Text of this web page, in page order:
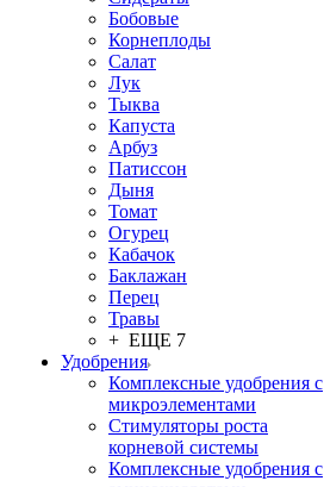
Бобовые
Корнеплоды
Салат
Лук
Тыква
Капуста
Арбуз
Патиссон
Дыня
Томат
Огурец
Кабачок
Баклажан
Перец
Травы
+ ЕЩЕ 7
Удобрения
Комплексные удобрения с
микроэлементами
Стимуляторы роста
корневой системы
Комплексные удобрения с